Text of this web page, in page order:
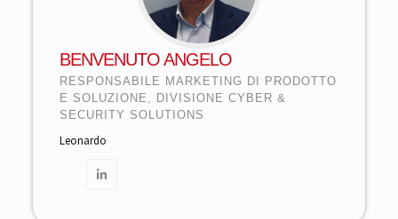
BENVENUTO ANGELO
RESPONSABILE MARKETING DI PRODOTTO
E SOLUZIONE, DIVISIONE CYBER &
SECURITY SOLUTIONS
Leonardo